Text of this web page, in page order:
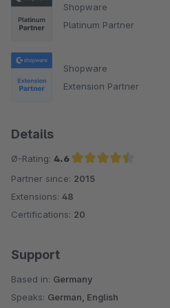
Shopware
Platinum Partner
Shopware
Extension Partner
Details
Ø-Rating: 4.6
Average rating of 4.6 out of 5 stars
Partner since: 2015
Extensions: 48
Certifications: 20
Support
Based in: Germany
Speaks: German, English